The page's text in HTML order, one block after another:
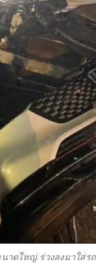
ดใหญ่ ร่วงลงมาใส่ร